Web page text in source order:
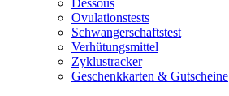
Dessous
Ovulationstests
Schwangerschaftstest
Verhütungsmittel
Zyklustracker
Geschenkkarten & Gutscheine